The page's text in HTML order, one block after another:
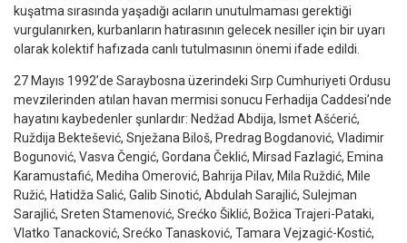
kuşatma sırasında yaşadığı acıların unutulmaması gerektiği
vurgulanırken, kurbanların hatırasının gelecek nesiller için bir uyarı
olarak kolektif hafızada canlı tutulmasının önemi ifade edildi.
27 Mayıs 1992’de Saraybosna üzerindeki Sırp Cumhuriyeti Ordusu
mevzilerinden atılan havan mermisi sonucu Ferhadija Caddesi’nde
hayatını kaybedenler şunlardır: Nedžad Abdija, Ismet Ašćerić,
Ruždija Bektešević, Snježana Biloš, Predrag Bogdanović, Vladimir
Bogunović, Vasva Čengić, Gordana Čeklić, Mirsad Fazlagić, Emina
Karamustafić, Mediha Omerović, Bahrija Pilav, Mila Ruždić, Mile
Ružić, Hatidža Salić, Galib Sinotić, Abdulah Sarajlić, Sulejman
Sarajlić, Sreten Stamenović, Srećko Šiklić, Božica Trajeri-Pataki,
Vlatko Tanacković, Srećko Tanasković, Tamara Vejzagić-Kostić,